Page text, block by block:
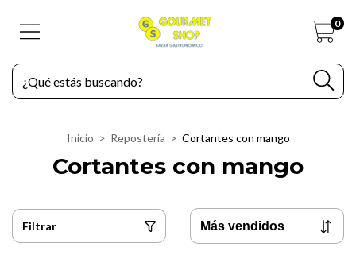
0
Inicio > Repostería > Cortantes con mango
Cortantes con mango
Filtrar